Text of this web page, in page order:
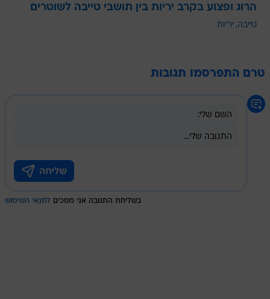
הרוג ופצוע בקרב יריות בין תושבי טייבה לשוטרים
טייבה יריות
טרם התפרסמו תגובות
בשליחת התגובה אני מסכים לתנאי השימוש